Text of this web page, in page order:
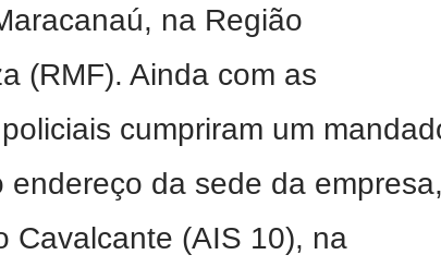
na Região
(RMF). Ainda com as
cumpriram um
da sede da
Cavalcante (AIS 10), na